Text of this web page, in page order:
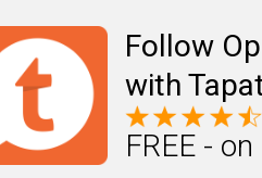
Follow
with
FREE -